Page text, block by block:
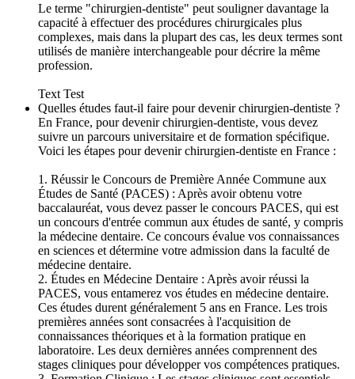
Le terme "chirurgien-dentiste" peut souligner davantage la
capacité à effectuer des procédures chirurgicales plus
complexes, mais dans la plupart des cas, les deux termes sont
utilisés de manière interchangeable pour décrire la même
profession.
Text Test
Quelles études faut-il faire pour devenir chirurgien-dentiste ?
En France, pour devenir chirurgien-dentiste, vous devez
suivre un parcours universitaire et de formation spécifique.
Voici les étapes pour devenir chirurgien-dentiste en France :
1. Réussir le Concours de Première Année Commune aux
Études de Santé (PACES) : Après avoir obtenu votre
baccalauréat, vous devez passer le concours PACES, qui est
un concours d'entrée commun aux études de santé, y compris
la médecine dentaire. Ce concours évalue vos connaissances
en sciences et détermine votre admission dans la faculté de
médecine dentaire.
2. Études en Médecine Dentaire : Après avoir réussi la
PACES, vous entamerez vos études en médecine dentaire.
Ces études durent généralement 5 ans en France. Les trois
premières années sont consacrées à l'acquisition de
connaissances théoriques et à la formation pratique en
laboratoire. Les deux dernières années comprennent des
stages cliniques pour développer vos compétences pratiques.